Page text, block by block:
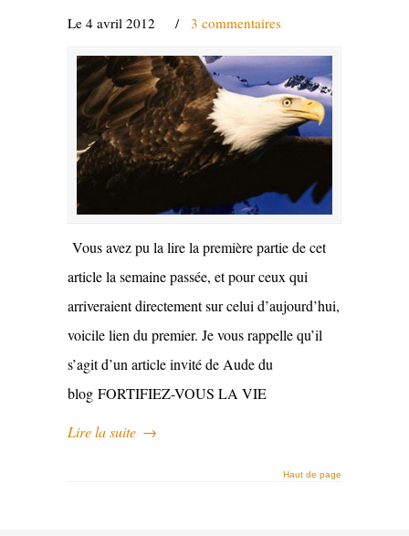
Le 4 avril 2012 / 3 commentaires
Vous avez pu la lire la première partie de cet
article la semaine passée, et pour ceux qui
arriveraient directement sur celui d’aujourd’hui,
voicile lien du premier. Je vous rappelle qu’il
s’agit d’un article invité de Aude du
blog FORTIFIEZ-VOUS LA VIE
Lire la suite →
Haut de page